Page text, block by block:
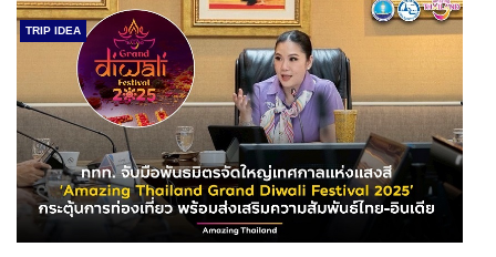
TRIP IDEA